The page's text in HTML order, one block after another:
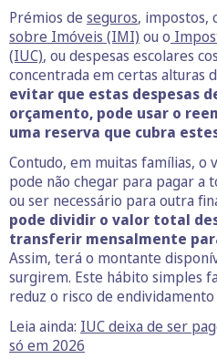
Prémios de seguros, impostos,
sobre Imóveis (IMI) ou o
(IUC), ou despesas escolares
concentrada em certas alturas
evitar que estas despesas
orçamento, pode usar o
uma reserva que cubra
Contudo, em muitas famílias, o
pode não chegar para pagar a
ou ser necessário para outra
pode dividir o valor total
transferir mensalmente
Assim, terá o montante
surgirem. Este hábito simples
reduz o risco de endividamento
Leia ainda: IUC deixa de ser
só em 2026